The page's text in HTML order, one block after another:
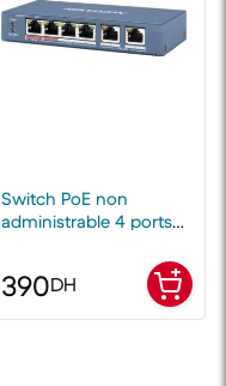
Switch PoE non
administrable 4 ports
390DH